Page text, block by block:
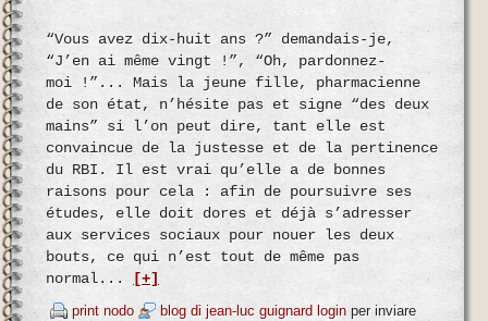
“Vous avez dix-huit ans ?” demandais-je,
“J’en ai même vingt !”, “Oh, pardonnez-
moi !”... Mais la jeune fille, pharmacienne
de son état, n’hésite pas et signe “des deux
mains” si l’on peut dire, tant elle est
convaincue de la justesse et de la pertinence
du RBI. Il est vrai qu’elle a de bonnes
raisons pour cela : afin de poursuivre ses
études, elle doit dores et déjà s’adresser
aux services sociaux pour nouer les deux
bouts, ce qui n’est tout de même pas
normal...
[+]
print nodo
blog di jean-luc guignard login per inviare